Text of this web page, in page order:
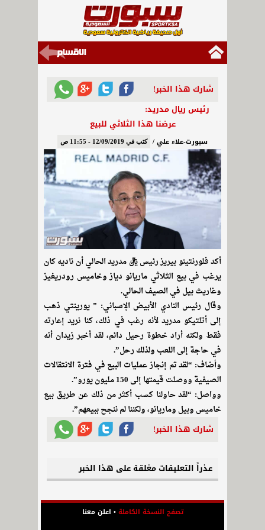
شارك هذا الخبر!
رئيس ريال مدريد:
عرضنا هذا الثلاثي للبيع
سبورت-علاء علي / كتب في 12/09/2019 - 11:55 ص
أكد فلورنتينو بيريز رئيس ريال مدريد الحالي أن ناديه كان
يرغب في بيع الثلاثي ماريانو دياز وخاميس رودريغيز
وغاريث بيل في الصيف الحالي.
وقال رئيس النادي الأبيض الإسباني: ” يورينتي ذهب
إلى أتلتيكو مدريد لأنه رغب في ذلك، كنا نريد إعارته
فقط ولكنه أراد خطوة رحيل دائم، لقد أخبر زيدان أنه
في حاجة إلى اللعب ولذلك رحل”.
وأضاف: “لقد تم إنجاز عمليات البيع في فترة الانتقالات
الصيفية ووصلت قيمتها إلى 150 مليون يورو”.
وواصل: “لقد حاولنا كسب أكثر من ذلك عن طريق بيع
خاميس وبيل وماريانو، ولكننا لم ننجح ببيعهم”.
شارك هذا الخبر!
عذراً التعليقات مغلقة على هذا الخبر
تصفح النسخة الكاملة• اعلن معنا